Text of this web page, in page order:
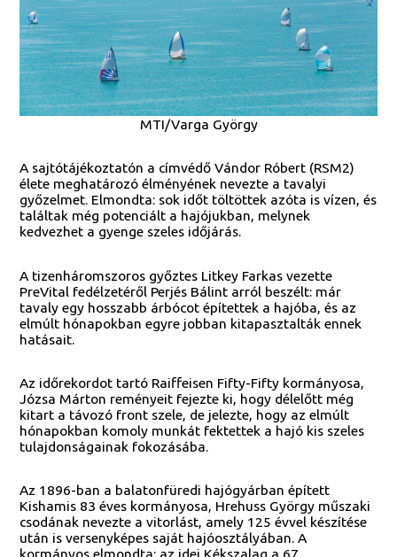
MTI/Varga György
A sajtótájékoztatón a címvédő Vándor Róbert (RSM2)
élete meghatározó élményének nevezte a tavalyi
győzelmet. Elmondta: sok időt töltöttek azóta is vízen, és
találtak még potenciált a hajójukban, melynek
kedvezhet a gyenge szeles időjárás.
A tizenháromszoros győztes Litkey Farkas vezette
PreVital fedélzetéről Perjés Bálint arról beszélt: már
tavaly egy hosszabb árbócot építettek a hajóba, és az
elmúlt hónapokban egyre jobban kitapasztalták ennek
hatásait.
Az időrekordot tartó Raiffeisen Fifty-Fifty kormányosa,
Józsa Márton reményeit fejezte ki, hogy délelőtt még
kitart a távozó front szele, de jelezte, hogy az elmúlt
hónapokban komoly munkát fektettek a hajó kis szeles
tulajdonságainak fokozásába.
Az 1896-ban a balatonfüredi hajógyárban épített
Kishamis 83 éves kormányosa, Hrehuss György műszaki
csodának nevezte a vitorlást, amely 125 évvel készítése
után is versenyképes saját hajóosztályában. A